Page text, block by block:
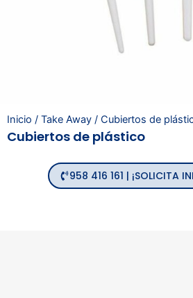
Inicio / Take Away / Cubiertos de
Cubiertos de plástico
958 416 161 | ¡SOLICITA